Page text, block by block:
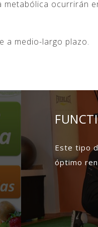
metabólica ocurrirán
a medio-largo plazo.
Este tipo
óptimo